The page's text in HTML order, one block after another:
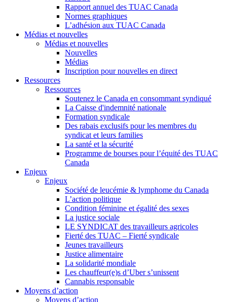
Rapport annuel des TUAC Canada
Normes graphiques
L’adhésion aux TUAC Canada
Médias et nouvelles
Médias et nouvelles
Nouvelles
Médias
Inscription pour nouvelles en direct
Ressources
Ressources
Soutenez le Canada en consommant syndiqué
La Caisse d'indemnité nationale
Formation syndicale
Des rabais exclusifs pour les membres du
syndicat et leurs families
La santé et la sécurité
Programme de bourses pour l’équité des TUAC
Canada
Enjeux
Enjeux
Société de leucémie & lymphome du Canada
L’action politique
Condition féminine et égalité des sexes
La justice sociale
LE SYNDICAT des travailleurs agricoles
Fierté des TUAC – Fierté syndicale
Jeunes travailleurs
Justice alimentaire
La solidarité mondiale
Les chauffeur(e)s d’Uber s’unissent
Cannabis responsable
Moyens d’action
Moyens d’action